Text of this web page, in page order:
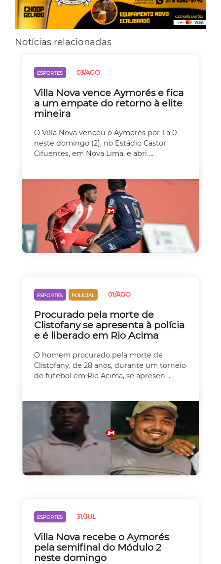
Notícias relacionadas
ESPORTES 03/AGO
Villa Nova vence Aymorés e fica
a um empate do retorno à elite
mineira
O Villa Nova venceu o Aymorés por 1 a 0
neste domingo (2), no Estádio Castor
Cifuentes, em Nova Lima, e abri ...
ESPORTES POLICIAL 01/AGO
Procurado pela morte de
Clistofany se apresenta à polícia
e é liberado em Rio Acima
O homem procurado pela morte de
Clistofany, de 28 anos, durante um torneio
de futebol em Rio Acima, se apresen ...
ESPORTES 31/JUL
Villa Nova recebe o Aymorés
pela semifinal do Módulo 2
neste domingo